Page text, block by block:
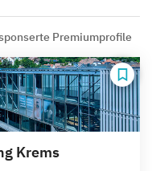
Premiumprofile
Krems